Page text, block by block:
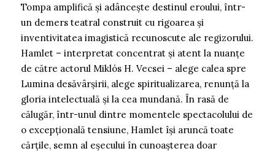
Tompa amplifică și adâncește destinul eroului, într-
un demers teatral construit cu rigoarea și
inventivitatea imagistică recunoscute ale regizorului.
Hamlet – interpretat concentrat și atent la nuanțe
de către actorul Miklós H. Vecsei – alege calea spre
Lumina desăvârșirii, alege spiritualizarea, renunță la
gloria intelectuală și la cea mundană. În rasă de
călugăr, într-unul dintre momentele spectacolului de
o excepțională tensiune, Hamlet își aruncă toate
cărțile, semn al eșecului în cunoașterea doar